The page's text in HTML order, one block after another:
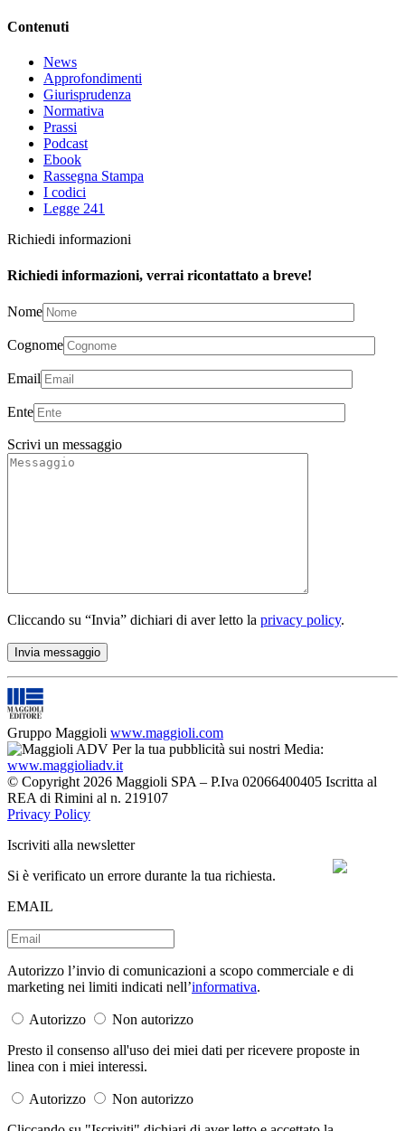
Contenuti
News
Approfondimenti
Giurisprudenza
Normativa
Prassi
Podcast
Ebook
Rassegna Stampa
I codici
Legge 241
Richiedi informazioni
Richiedi informazioni, verrai ricontattato a breve!
Nome
Cognome
Email
Ente
Scrivi un messaggio
Cliccando su “Invia” dichiari di aver letto la privacy policy.
Gruppo Maggioli www.maggioli.com
Per la tua pubblicità sui nostri Media:
www.maggioliadv.it
© Copyright 2026 Maggioli SPA – P.Iva 02066400405 Iscritta al
REA di Rimini al n. 219107
Privacy Policy
Iscriviti alla newsletter
Si è verificato un errore durante la tua richiesta.
EMAIL
Autorizzo l’invio di comunicazioni a scopo commerciale e di
marketing nei limiti indicati nell’informativa.
Autorizzo
Non autorizzo
Presto il consenso all'uso dei miei dati per ricevere proposte in
linea con i miei interessi.
Autorizzo
Non autorizzo